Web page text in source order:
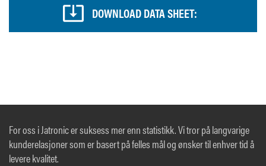
DOWNLOAD DATA SHEET:
For oss i Jatronic er suksess mer enn statistikk. Vi tror på langvarige
kunderelasjoner som er basert på felles mål og ønsker til enhver tid å
levere kvalitet.